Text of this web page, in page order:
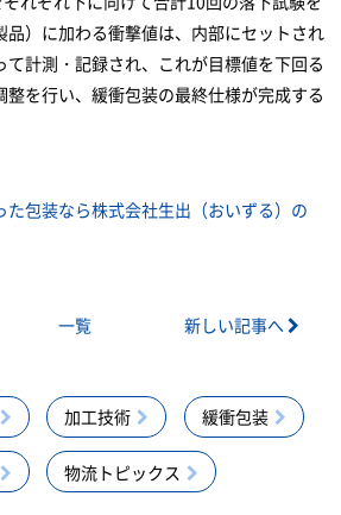
品）に加わる衝撃値は、内部にセットされ
て計測・記録され、これが目標値を下回る
整を行い、緩衝包装の最終仕様が完成する
た包装なら株式会社生出（おいずる）の
一覧 新しい記事へ
加工技術 緩衝包装
物流トピックス